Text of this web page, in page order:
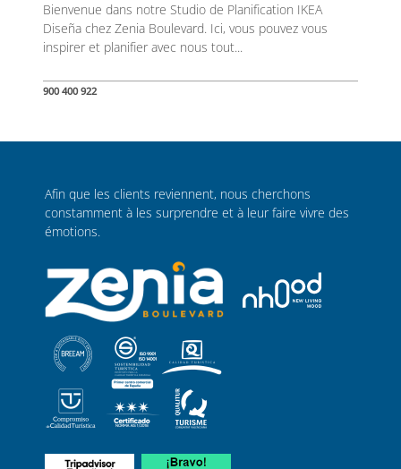
Bienvenue dans notre Studio de Planification IKEA
Diseña chez Zenia Boulevard. Ici, vous pouvez vous
inspirer et planifier avec nous tout...
900 400 922
Afin que les clients reviennent, nous cherchons
constamment à les surprendre et à leur faire vivre des
émotions.